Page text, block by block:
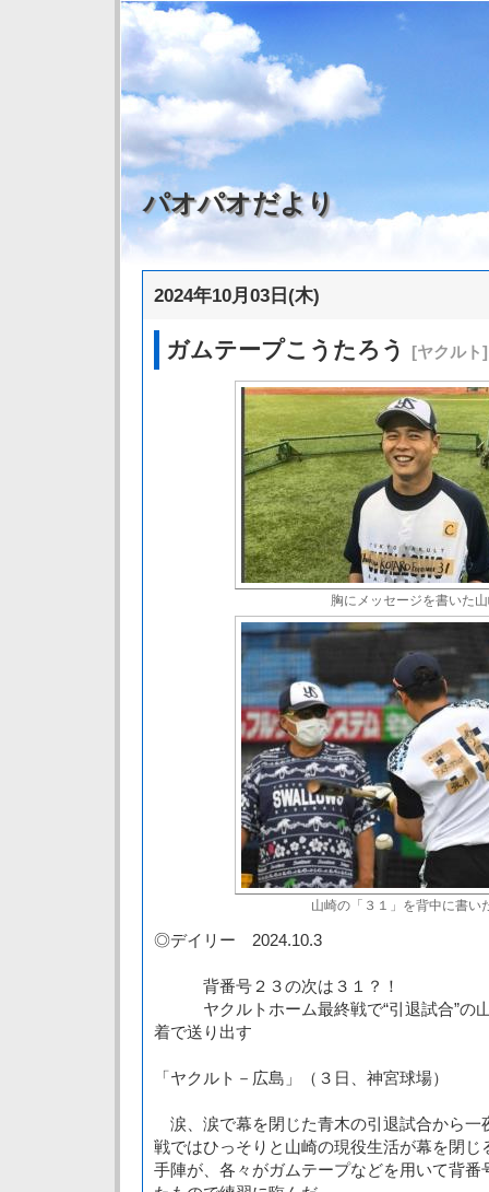
パオパオだより
2024年10月03日(木)
ガムテープこうたろう [ヤクルト]
胸にメッセージを書いた
山崎の「３１」を背中に書い
◎デイリー 2024.10.3
背番号２３の次は３１？！
ヤクルトホーム最終戦で“引退試合”の山
着で送り出す
「ヤクルト－広島」（３日、神宮球場）
涙、涙で幕を閉じた青木の引退試合から一
戦ではひっそりと山崎の現役生活が幕を閉じ
手陣が、各々がガムテープなどを用いて背番